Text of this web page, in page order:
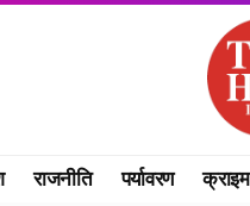
राजनीति पर्यावरण क्राइम